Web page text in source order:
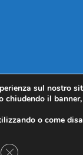
sul nostro
chiudendo il
o come
CLOSE GDPR